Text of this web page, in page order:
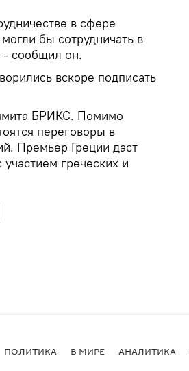
в сфере
бы сотрудничать в
- сообщил он.
вскоре подписать
БРИКС. Помимо
переговоры в
Премьер Греции даст
греческих и
ПОЛИТИКА В МИРЕ АНАЛИТИКА